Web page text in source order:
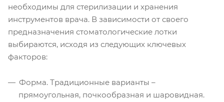
необходимы для стерилизации и хранения
инструментов врача. В зависимости от своего
предназначения стоматологические лотки
выбираются, исходя из следующих ключевых
факторов:
Форма. Традиционные варианты –
прямоугольная, почкообразная и шаровидная.